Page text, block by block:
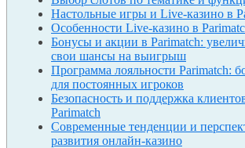
Настольные игры и Live-казино в
Особенности Live-казино в
Бонусы и акции в Parimatch:
свои шансы на выигрыш
Программа лояльности Parimatch:
для постоянных игроков
Безопасность и поддержка
Parimatch
Современные тенденции и
развития онлайн-казино